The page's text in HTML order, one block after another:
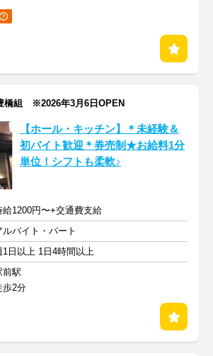
橋組 ※2026年3月6日OPEN
【ホール・キッチン】＊未経験＆
初バイト歓迎＊券売制★お給料1分
単位！シフトも柔軟♪
給1200円〜+交通費支給
ルバイト・パート
1日以上 1日4時間以上
前駅
歩2分